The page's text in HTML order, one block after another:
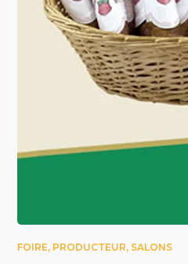
FOIRE, PRODUCTEUR, SALONS